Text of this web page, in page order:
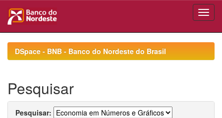
navigationDSpace - BNB - Banco do Nordeste do Brasil
Pesquisar
Pesquisar: